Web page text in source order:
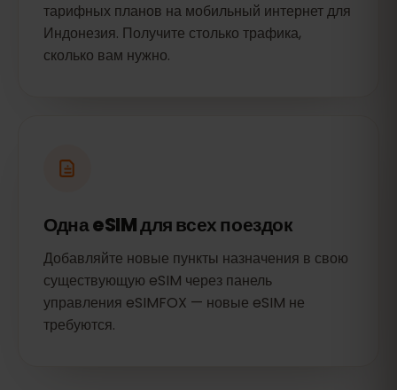
тарифных планов на мобильный интернет для
Индонезия. Получите столько трафика,
сколько вам нужно.
Одна eSIM для всех поездок
Добавляйте новые пункты назначения в свою
существующую eSIM через панель
управления eSIMFOX — новые eSIM не
требуются.